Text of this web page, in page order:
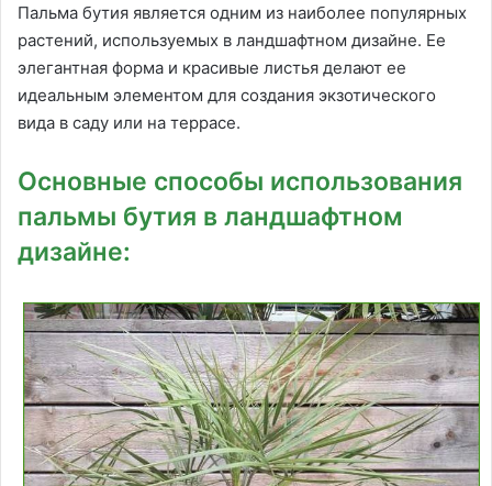
Пальма бутия является одним из наиболее популярных
растений, используемых в ландшафтном дизайне. Ее
элегантная форма и красивые листья делают ее
идеальным элементом для создания экзотического
вида в саду или на террасе.
Основные способы использования
пальмы бутия в ландшафтном
дизайне: